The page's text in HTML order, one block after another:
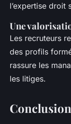
l’expertise droit
Une
Les recruteurs
des profils
rassure les
les litiges.
Conclusion